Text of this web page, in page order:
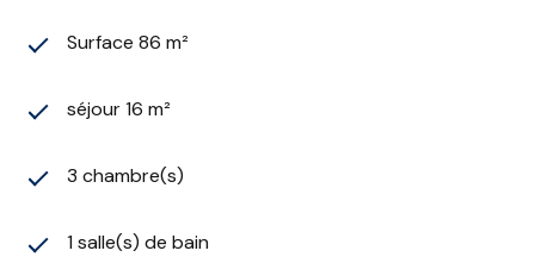
Surface 86 m²
séjour 16 m²
3 chambre(s)
1 salle(s) de bain